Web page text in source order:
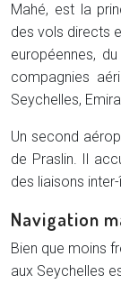
Mahé, est la
des vols directs
européennes,
compagnies
Seychelles,
Un second
de Praslin. Il
des liaisons
Navigation
Bien que moins
aux Seychelles